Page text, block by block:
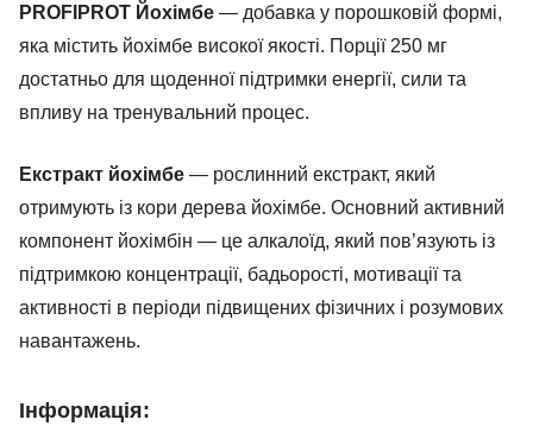
PROFIPROT Йохімбе — добавка у порошковій формі,
яка містить йохімбе високої якості. Порції 250 мг
достатньо для щоденної підтримки енергії, сили та
впливу на тренувальний процес.
Екстракт йохімбе — рослинний екстракт, який
отримують із кори дерева йохімбе. Основний активний
компонент йохімбін — це алкалоїд, який пов’язують із
підтримкою концентрації, бадьорості, мотивації та
активності в періоди підвищених фізичних і розумових
навантажень.
Інформація: